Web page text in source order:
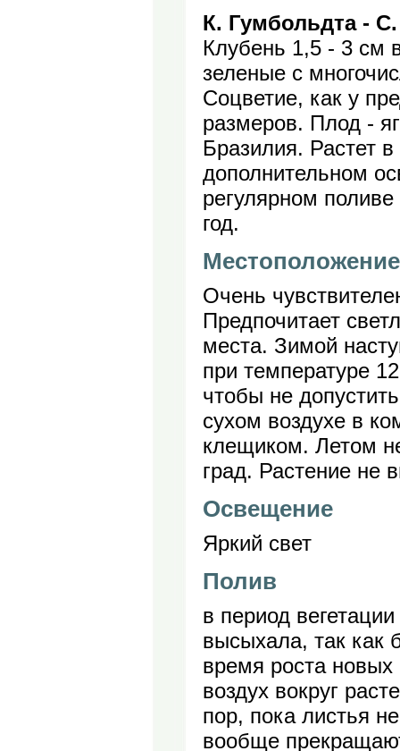
К. Гумбольдта -
Клубень 1,5 - 3 см
зеленые с
Соцветие, как у
размеров. Плод -
Бразилия. Растет
дополнительном
регулярном
год.
Местоположение
Очень
Предпочитает
места. Зимой
при температуре
чтобы не
сухом воздухе в
клещиком. Летом
град. Растение не
Освещение
Яркий свет
Полив
в период
высыхала, так как
время роста новых
воздух вокруг
пор, пока листья
вообще